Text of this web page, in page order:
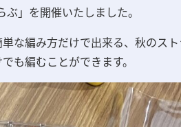
」を開催いたしました。
単な編み方だけで出来る、秋のス
も編むことができます。